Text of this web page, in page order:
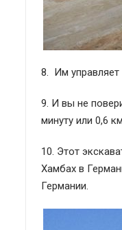
8. Им управляет
9. И вы не
минуту или 0,6
10. Этот
Хамбах в
Германии.